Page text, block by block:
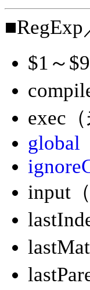
$1～
exec
global
input